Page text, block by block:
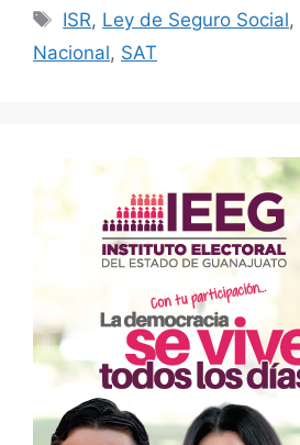
Etiquetas
ISR, Ley de Seguro Social,
Nacional, SAT